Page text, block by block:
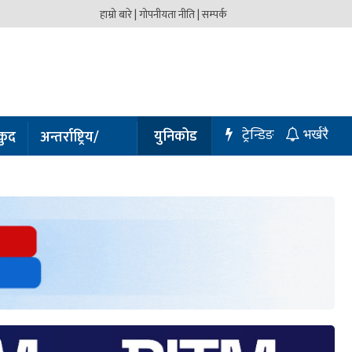
हाम्रो बारे |गोपनीयता नीति |सम्पर्क
अन्तर्राष्ट्रिय/
प्रबास
युनिकोड भर्खरै
ट्रेन्डिङ